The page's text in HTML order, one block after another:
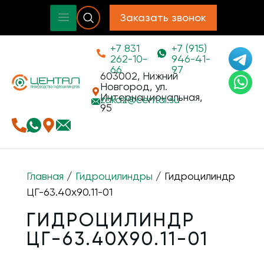
Заказать звонок
+7 831
262-10-
66
+7 (915)
946-41-
97
603002, Нижний
Новгород, ул.
Интернациональная,
95
zakaz@cental.su
Главная / Гидроцилиндры / Гидроцилиндр
ЦГ-63.40х90.11-01
ГИДРОЦИЛИНДР
ЦГ-63.40Х90.11-01